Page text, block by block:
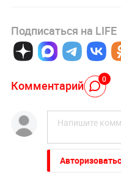
Подписаться на LIFE
Комментарий 0